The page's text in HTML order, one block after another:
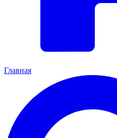
Главная